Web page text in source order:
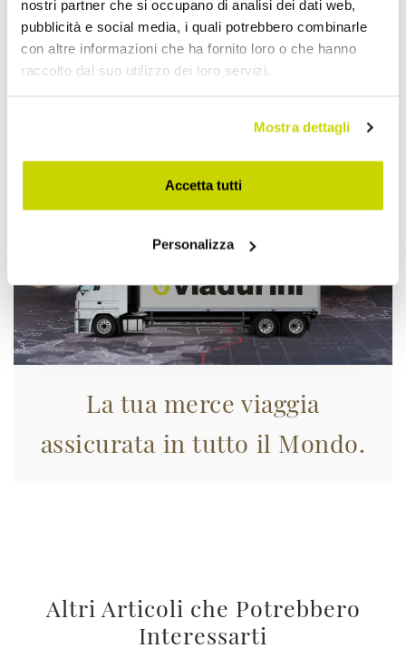
nostri partner che si occupano di analisi dei dati web,
pubblicità e social media, i quali potrebbero combinarle
con altre informazioni che ha fornito loro o che hanno
raccolto dal suo utilizzo dei loro servizi.
Mostra dettagli
Accetta tutti
Personalizza
Approfittane subito!
La tua merce viaggia
assicurata in tutto il Mondo.
Altri Articoli che Potrebbero
Interessarti